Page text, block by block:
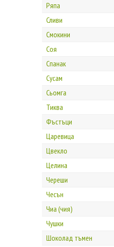
Ряпа
Сливи
Смокини
Соя
Спанак
Сусам
Сьомга
Тиква
Фъстъци
Царевица
Цвекло
Целина
Череши
Чесън
Чиа (чия)
Чушки
Шоколад тъмен